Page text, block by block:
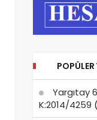
Yargıtay
K:2014/4259